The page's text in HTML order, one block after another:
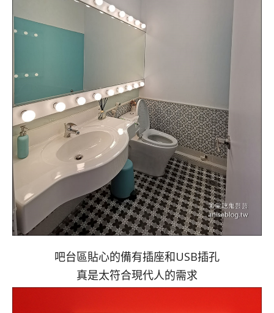
吧台區貼心的備有插座和USB插孔
真是太符合現代人的需求